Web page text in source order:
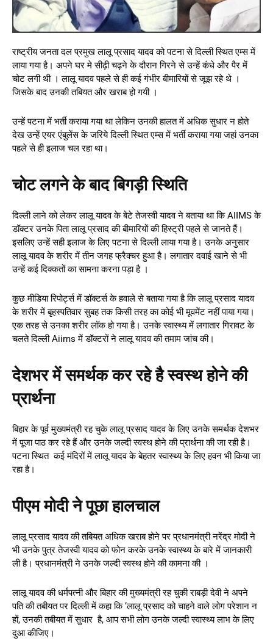
राष्ट्रीय जनता दल प्रमुख लालू प्रसाद यादव को पटना से दिल्ली स्थित एम्स में
लाया गया है। अपने घर मे सीढ़ी चढ़ने के दौरान गिरने से उन्हें कंधे और पैर में
चोट लगी थी । लालू यादव पहले से ही कई गंभीर बीमारियों से जूझ रहे थे ।
जिसके बाद उनकी तबियत और खराब हो गयी ।
उन्हें पटना में भर्ती कराया गया था लेकिन उनकी हालत में अधिक सुधार न होते
देख उन्हें एयर एंबुलेंस के जरिये दिल्ली स्थित एम्स में भर्ती कराया गया जहां उनका
पहले से ही इलाज चल रहा था।
चोट लगने के बाद बिगड़ी स्थिति
दिल्ली लाने को लेकर लालू यादव के बेटे तेजस्वी यादव ने बताया था कि AIIMS के
डॉक्टर उनके पिता लालू प्रसाद की बीमारियों की हिस्ट्री पहले से जानते हैं।
इसलिए उन्हें सही इलाज के लिए पटना से दिल्ली लाया गया है। उनके अनुसार
लालू यादव के शरीर में तीन जगह फ्रैक्चर हुआ है। लगातार दवाई खाने से भी
उन्हें कई दिक्कतों का सामना करना पड़ा है ।
कुछ मीडिया रिपोर्ट्स में डॉक्टर्स के हवाले से बताया गया है कि लालू प्रसाद यादव
के शरीर में बृहस्पतिवार सुबह तक किसी तरह का कोई भी मूवमेंट नहीं पाया गया।
एक तरह से उनका शरीर लॉक हो गया है। उनके स्वास्थ्य में लगातार गिरावट के
चलते दिल्ली Aiims में डॉक्टरों ने लालू यादव की तमाम जांच की।
देशभर में समर्थक कर रहे है स्वस्थ होने की
प्रार्थना
बिहार के पूर्व मुख्यमंत्री रह चुके लालू प्रसाद यादव के लिए उनके समर्थक देशभर
में पूजा पाठ कर रहे हैं और उनके जल्दी स्वस्थ होने की प्रार्थना की जा रही है।
पटना स्थित कई मंदिरों में लालू यादव के बेहतर स्वास्थ्य के लिए हवन भी किया जा
रहा है।
पीएम मोदी ने पूछा हालचाल
लालू प्रसाद यादव की तबियत अधिक खराब होने पर प्रधानमंत्री नरेंद्र मोदी ने
भी उनके पुत्र तेजस्वी यादव को फोन करके उनके स्वास्थ्य के बारे में जानकारी
ली है। प्रधानमंत्री ने उनके जल्दी स्वस्थ होने की कामना की ।
लालू यादव की धर्मपत्नी और बिहार की मुख्यमंत्री रह चुकी राबड़ी देवी ने अपने
पति की तबीयत पर दिल्ली में कहा कि ‘लालू प्रसाद को चाहने वाले लोग परेशान न
हों, उनकी तबीयत में सुधार है, आप सभी लोग उनके जल्दी स्वास्थ्य लाभ के लिए
दुआ कीजिए।